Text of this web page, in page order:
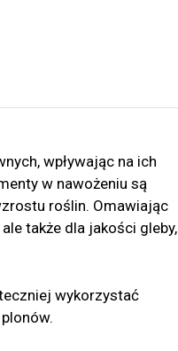
wpływając na ich
w nawożeniu są
roślin. Omawiając
także dla jakości gleby,
wykorzystać